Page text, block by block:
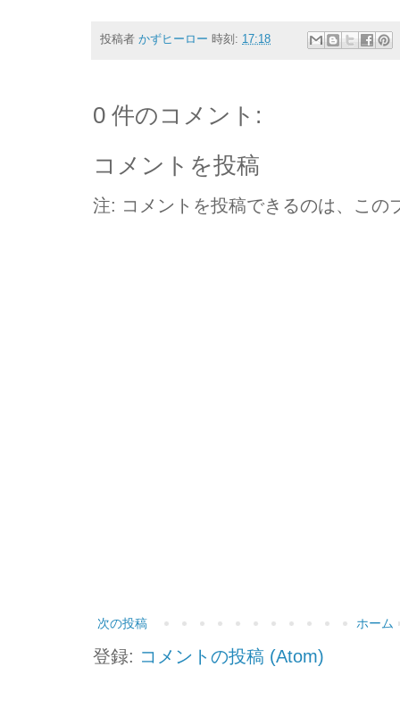
投稿者 かずヒーロー 時刻: 17:18
0 件のコメント:
コメントを投稿
注: コメントを投稿できるのは、この
次の投稿 ホーム
登録: コメントの投稿 (Atom)